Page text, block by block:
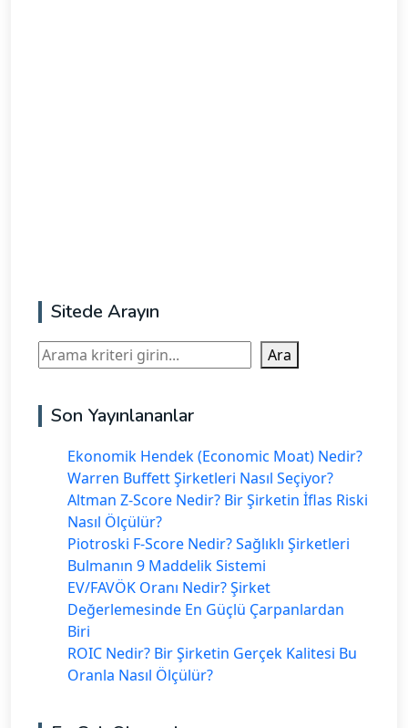
Sitede Arayın
Ara Ara
Son Yayınlananlar
Ekonomik Hendek (Economic Moat) Nedir?
Warren Buffett Şirketleri Nasıl Seçiyor?
Altman Z-Score Nedir? Bir Şirketin İflas Riski
Nasıl Ölçülür?
Piotroski F-Score Nedir? Sağlıklı Şirketleri
Bulmanın 9 Maddelik Sistemi
EV/FAVÖK Oranı Nedir? Şirket
Değerlemesinde En Güçlü Çarpanlardan
Biri
ROIC Nedir? Bir Şirketin Gerçek Kalitesi Bu
Oranla Nasıl Ölçülür?